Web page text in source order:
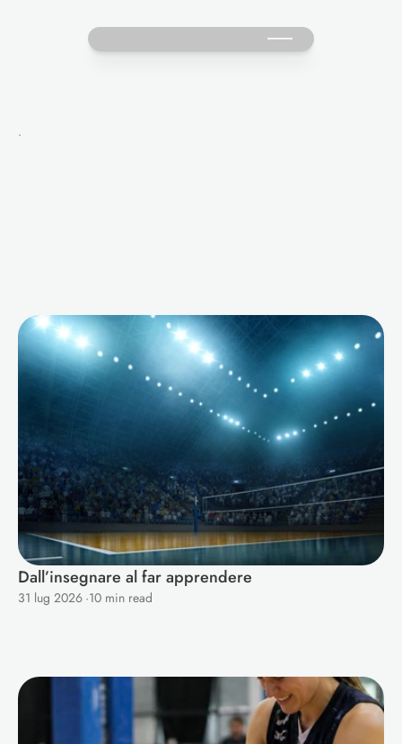
·
MoreBlogsforYou
Dall’insegnare al far apprendere
31 lug 2026 ·10 min read